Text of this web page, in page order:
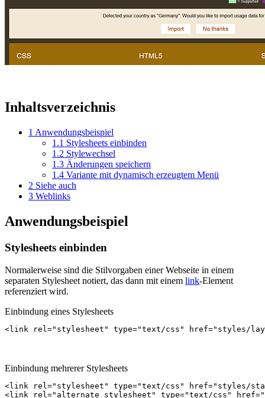
Inhaltsverzeichnis
1 Anwendungsbeispiel
1.1 Stylesheets einbinden
1.2 Stylewechsel
1.3 Änderungen speichern
1.4 Variante mit dynamisch erzeugtem Menü
2 Siehe auch
3 Weblinks
Anwendungsbeispiel
Stylesheets einbinden
Normalerweise sind die Stilvorgaben einer Webseite in einem
separaten Stylesheet notiert, das dann mit einem link-Element
referenziert wird.
Einbindung eines Stylesheets
<link rel="stylesheet" type="text/css" href="styles/
Einbindung mehrerer Stylesheets
<link rel="stylesheet" type="text/css" href="styles/
<link rel="alternate stylesheet" type="text/css" href=